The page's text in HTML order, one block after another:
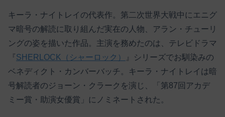
キーラ・ナイトレイの代表作。第二次世界大戦中にエニグ
マ暗号の解読に取り組んだ実在の人物、アラン・チューリ
ングの姿を描いた作品。主演を務めたのは、テレビドラマ
『SHERLOCK（シャーロック）
』シリーズでお馴染みの
ベネディクト・カンバーバッチ。キーラ・ナイトレイは暗
号解読者のジョーン・クラークを演じ、「第87回アカデ
ミー賞・助演女優賞」にノミネートされた。